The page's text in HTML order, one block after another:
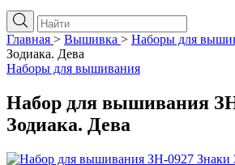
Главная > Вышивка > Наборы для
Зодиака. Дева
Наборы для вышивания
Набор для вышивания
Зодиака. Дева